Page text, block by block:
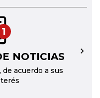
1
NOTICIAS
acuerdo a sus
→